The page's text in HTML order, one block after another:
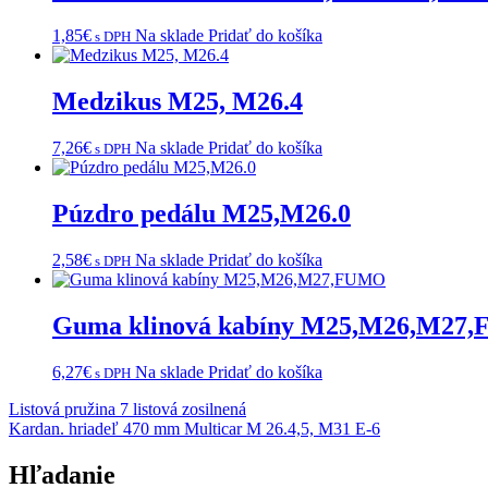
1,85€ s DPH Na sklade Pridať do košíka
Medzikus M25, M26.4
7,26€ s DPH Na sklade Pridať do košíka
Púzdro pedálu M25,M26.0
2,58€ s DPH Na sklade Pridať do košíka
Guma klinová kabíny
6,27€ s DPH Na sklade Pridať do košíka
Navigácia
v
článku
Listová pružina 7 listová zosilnená
Kardan. hriadeľ 470 mm Multicar M 26.4,5, M31 E-6
Hľadanie